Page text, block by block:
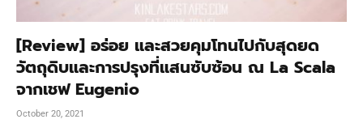
[Review] อร่อย และสวยคุมโทนไปกับสุดยด
วัตถุดิบและการปรุงที่แสนซับซ้อน ณ La Scala
จากเชฟ Eugenio
October 20, 2021